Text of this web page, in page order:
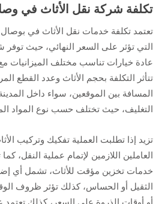
تكلفة شركة نقل الأثاث في
تعتمد تكلفة خدمات نقل الأثاث في
التي تؤثر على السعر النهائي، حيث
عادة خيارات تناسب مختلف الميزانيات
تتأثر التكلفة بحجم الأثاث وعدد القطع
المسافة بين الموقعين، سواء داخل
التغليف، حيث تختلف حسب نوع المواد
تزيد إذا تطلبت العملية تفكيك وتركيب
العاملين اللازمين لإتمام عملية النقل،
خدمات تخزين مؤقت للأثاث، تشمل أي
الثقيل أو الحساس، كذلك تؤثر ظروف